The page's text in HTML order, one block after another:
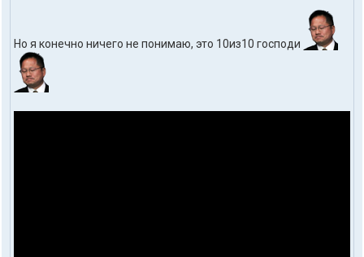
Но я конечно ничего не понимаю, это 10из10 господи